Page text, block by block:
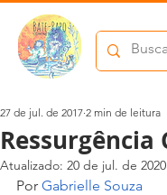
Ressurgência
27 de jul. de 2017 2 min de leitura
Atualizado: 20 de jul. de 2020
Por Gabrielle Souza